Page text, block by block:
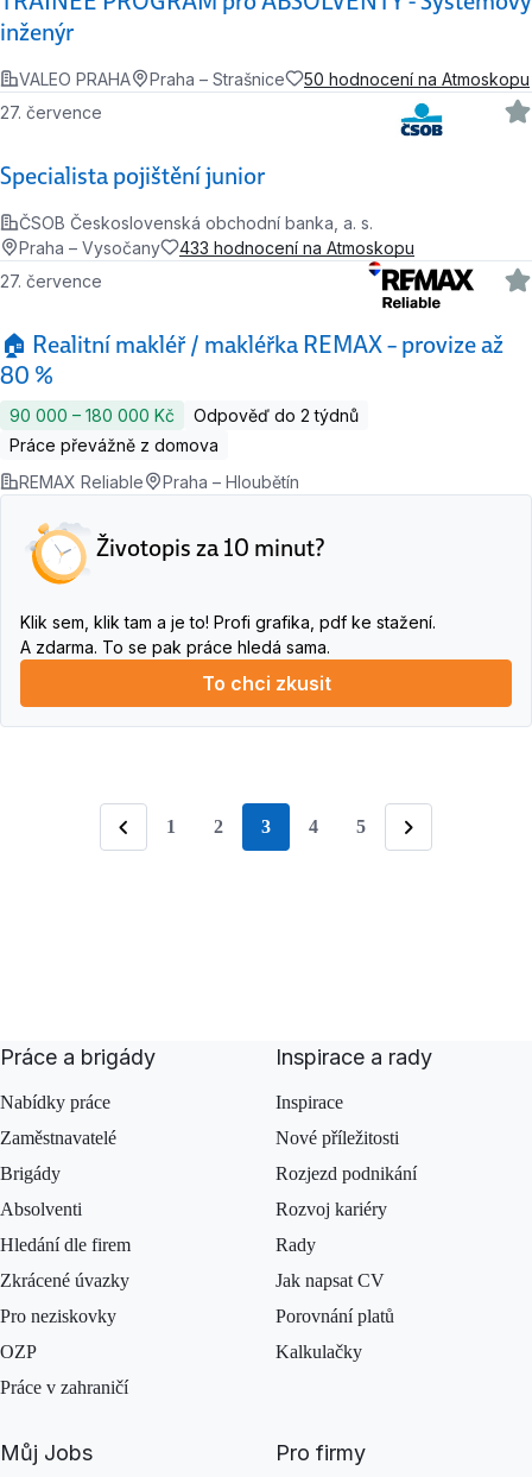
inženýr
VALEO PRAHA Praha – Strašnice 50 hodnocení na Atmoskopu
Specialista pojištění junior
27. července
ČSOB Československá obchodní banka, a. s.
Praha – Vysočany
433 hodnocení na Atmoskopu
🏠 Realitní makléř / makléřka REMAX – provize až
80 %
27. července
90 000 ‍–‍ 180 000 Kč
Odpověď do 2 týdnů
Práce převážně z domova
REMAX Reliable
Praha – Hloubětín
Životopis za 10 minut?
Klik sem, klik tam a je to! Profi grafika, pdf ke stažení.
A zdarma. To se pak práce hledá sama.
To chci zkusit
Předchozí
1 2 stránka
3 4 5
Následující
Práce a brigády
Nabídky práce
Zaměstnavatelé
Brigády
Absolventi
Hledání dle firem
Zkrácené úvazky
Pro neziskovky
OZP
Práce v zahraničí
Inspirace a rady
Inspirace
Nové příležitosti
Rozjezd podnikání
Rozvoj kariéry
Rady
Jak napsat CV
Porovnání platů
Kalkulačky
Můj Jobs Pro firmy